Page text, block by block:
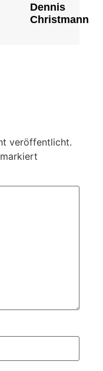
Dennis
Christmann
veröffentlicht.
markiert